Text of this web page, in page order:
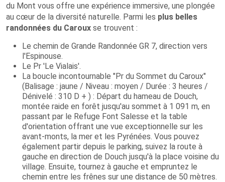
du Mont vous offre une expérience immersive, une plongée
au cœur de la diversité naturelle. Parmi les plus belles
randonnées du Caroux se trouvent :
Le chemin de Grande Randonnée GR 7, direction vers
l'Espinouse.
Le Pr 'Le Vialais'.
La boucle incontournable "Pr du Sommet du Caroux"
(Balisage : jaune / Niveau : moyen / Durée : 3 heures /
Dénivelé : 310 D + ) : Départ du hameau de Douch,
montée raide en forêt jusqu'au sommet à 1 091 m, en
passant par le Refuge Font Salesse et la table
d'orientation offrant une vue exceptionnelle sur les
avant-monts, la mer et les Pyrénées. Vous pouvez
également partir depuis le parking, suivez la route à
gauche en direction de Douch jusqu'à la place voisine du
village. Ensuite, tournez à gauche et empruntez le
chemin entre les frênes sur une distance de 50 mètres.